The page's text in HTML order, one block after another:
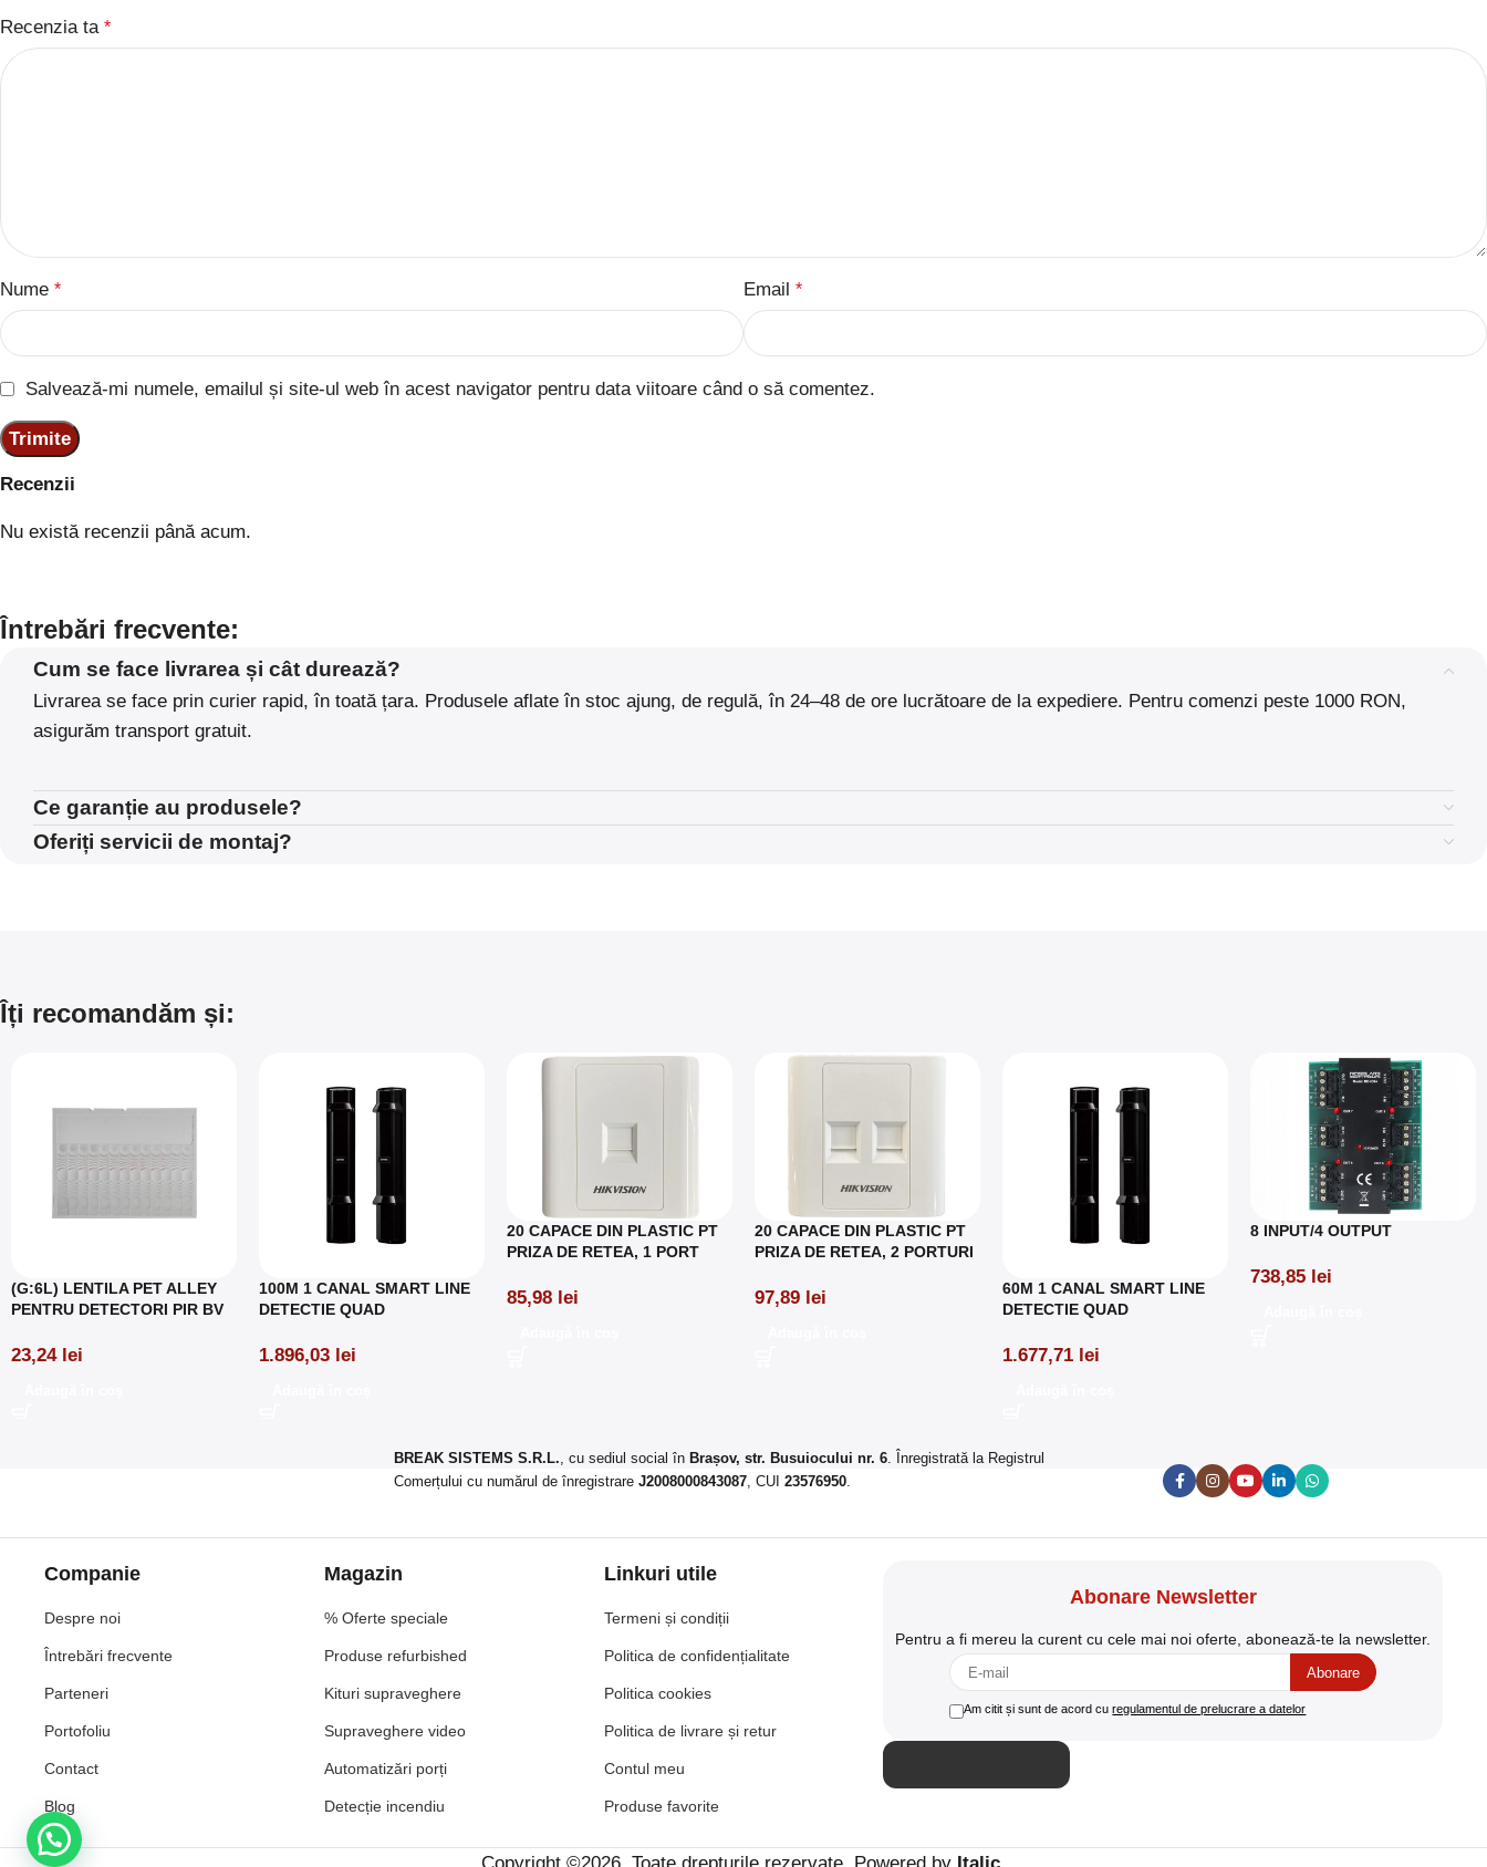
Recenzii
Nu există recenzii până acum.
Recenzia ta *
Nume * Email *
Salvează-mi numele, emailul și site-ul web în acest navigator pentru data viitoare când o să comentez.
Întrebări frecvente:
Cum se face livrarea și cât durează?
Livrarea se face prin curier rapid, în toată țara. Produsele aflate în stoc ajung, de regulă, în 24–48 de ore lucrătoare de la expediere. Pentru comenzi peste 1000 RON,
asigurăm transport gratuit.
Ce garanție au produsele?
Oferiți servicii de montaj?
Îți recomandăm și:
(G:6L) LENTILA PET ALLEY
PENTRU DETECTORI PIR BV
23,24 lei
100M 1 CANAL SMART LINE
DETECTIE QUAD
1.896,03 lei
20 CAPACE DIN PLASTIC PT
PRIZA DE RETEA, 1 PORT
85,98 lei
20 CAPACE DIN PLASTIC PT
PRIZA DE RETEA, 2 PORTURI
97,89 lei
60M 1 CANAL SMART LINE
DETECTIE QUAD
1.677,71 lei
8 INPUT/4 OUTPUT
738,85 lei
BREAK SISTEMS S.R.L., cu sediul social în Brașov, str. Busuiocului nr. 6. Înregistrată la Registrul
Comerțului cu numărul de înregistrare J2008000843087, CUI 23576950.​
Companie
Despre noi
Întrebări frecvente
Parteneri
Portofoliu
Contact
Blog
Magazin
% Oferte speciale
Produse refurbished
Kituri supraveghere
Supraveghere video
Automatizări porți
Detecție incendiu
Linkuri utile
Termeni și condiții
Politica de confidențialitate
Politica cookies
Politica de livrare și retur
Contul meu
Produse favorite
Abonare Newsletter
Pentru a fi mereu la curent cu cele mai noi oferte, abonează-te la newsletter.
Am citit și sunt de acord curegulamentul de prelucrare a datelor